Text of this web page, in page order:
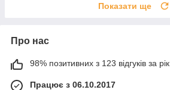
Показати ще
Про нас
98% позитивних з 123 відгуків за рік
Працює з 06.10.2017